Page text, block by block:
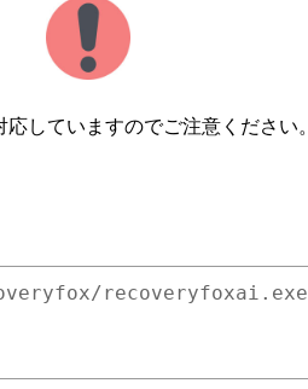
していますのでご注意くださ